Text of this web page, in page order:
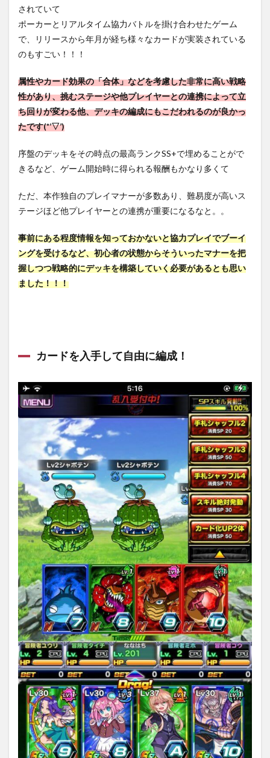
されていて
ポーカーとリアルタイム協力バトルを掛け合わせたゲーム
で、リリースから年月が経ち様々なカードが実装されている
のもすごい！！！
属性やカード効果の「合体」などを考慮した非常に高い戦略
性があり、挑むステージや他プレイヤーとの連携によって立
ち回りが変わる他、デッキの編成にもこだわれるのが良かっ
たです(*’▽’)
序盤のデッキをその時点の最高ランクSS+で埋めることがで
きるなど、ゲーム開始時に得られる報酬もかなり多くて
ただ、本作独自のプレイマナーが多数あり、難易度が高いス
テージほど他プレイヤーとの連携が重要になるなと。。
事前にある程度情報を知っておかないと協力プレイでブーイ
ングを受けるなど、初心者の状態からそういったマナーを把
握しつつ戦略的にデッキを構築していく必要があるとも思い
ました！！！
カードを入手して自由に編成！